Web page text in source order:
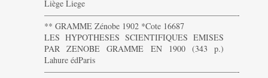
Liège Liege
———————————————————————-
** GRAMME Zénobe 1902 *Cote 16687
LES HYPOTHESES SCIENTIFIQUES EMISES
PAR ZENOBE GRAMME EN 1900 (343 p.)
Lahure édParis
———————————————————————-